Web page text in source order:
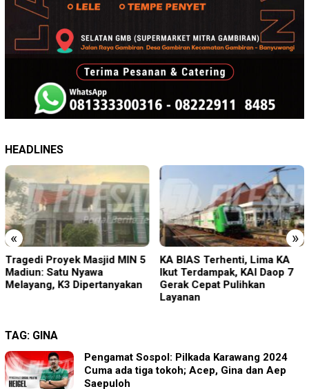
HEADLINES
« »
Tragedi Proyek Masjid MIN 5
Madiun: Satu Nyawa
Melayang, K3 Dipertanyakan
KA BIAS Terhenti, Lima KA
Ikut Terdampak, KAI Daop 7
Gerak Cepat Pulihkan
Layanan
TAG: GINA
Pengamat Sospol: Pilkada Karawang 2024
Cuma ada tiga tokoh; Acep, Gina dan Aep
Saepuloh